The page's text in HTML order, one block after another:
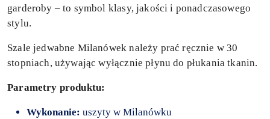
garderoby – to symbol klasy, jakości i ponadczasowego
stylu.
Szale jedwabne Milanówek należy prać ręcznie w 30
stopniach, używając wyłącznie płynu do płukania tkanin.
Parametry produktu:
Wykonanie: uszyty w Milanówku